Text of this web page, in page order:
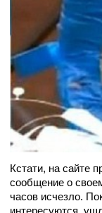
Кстати, на сайте
сообщение о
часов исчезло.
интересуются,